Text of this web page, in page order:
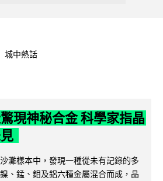
城中熱話
現神秘合金 科學家指晶
灘樣本中，發現一種從未有記錄的多
、錳、鉬及鋁六種金屬混合而成，晶